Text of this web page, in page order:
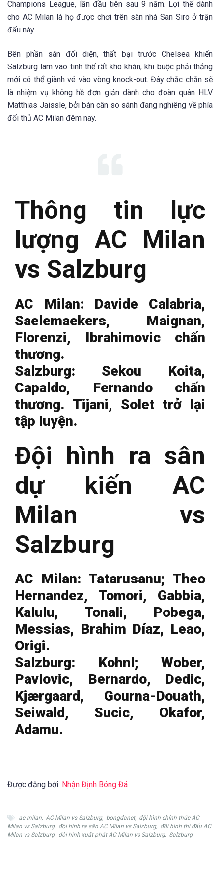
Champions League, lần đầu tiên sau 9 năm. Lợi thế dành
cho AC Milan là họ được chơi trên sân nhà San Siro ở trận
đấu này.
Bên phần sân đối diện, thất bại trước Chelsea khiến
Salzburg lâm vào tình thế rất khó khăn, khi buộc phải thắng
mới có thể giành vé vào vòng knock-out. Đây chắc chắn sẽ
là nhiệm vụ không hề đơn giản dành cho đoàn quân HLV
Matthias Jaissle, bởi bàn cân so sánh đang nghiêng về phía
đối thủ AC Milan đêm nay.
Thông tin lực
lượng AC Milan
vs Salzburg
AC Milan: Davide Calabria,
Saelemaekers, Maignan,
Florenzi, Ibrahimovic chấn
thương.
Salzburg: Sekou Koita,
Capaldo, Fernando chấn
thương. Tijani, Solet trở lại
tập luyện.
Đội hình ra sân
dự kiến AC
Milan vs
Salzburg
AC Milan: Tatarusanu; Theo
Hernandez, Tomori, Gabbia,
Kalulu, Tonali, Pobega,
Messias, Brahim Díaz, Leao,
Origi.
Salzburg: Kohnl; Wober,
Pavlovic, Bernardo, Dedic,
Kjærgaard, Gourna-Douath,
Seiwald, Sucic, Okafor,
Adamu.
Được đăng bởi: Nhận Định Bóng Đá
ac milan, AC Milan vs Salzburg, bongdanet, đội hình chính thức AC
Milan vs Salzburg, đội hình ra sân AC Milan vs Salzburg, đội hình thi đấu AC
Milan vs Salzburg, đội hình xuất phát AC Milan vs Salzburg, Salzburg